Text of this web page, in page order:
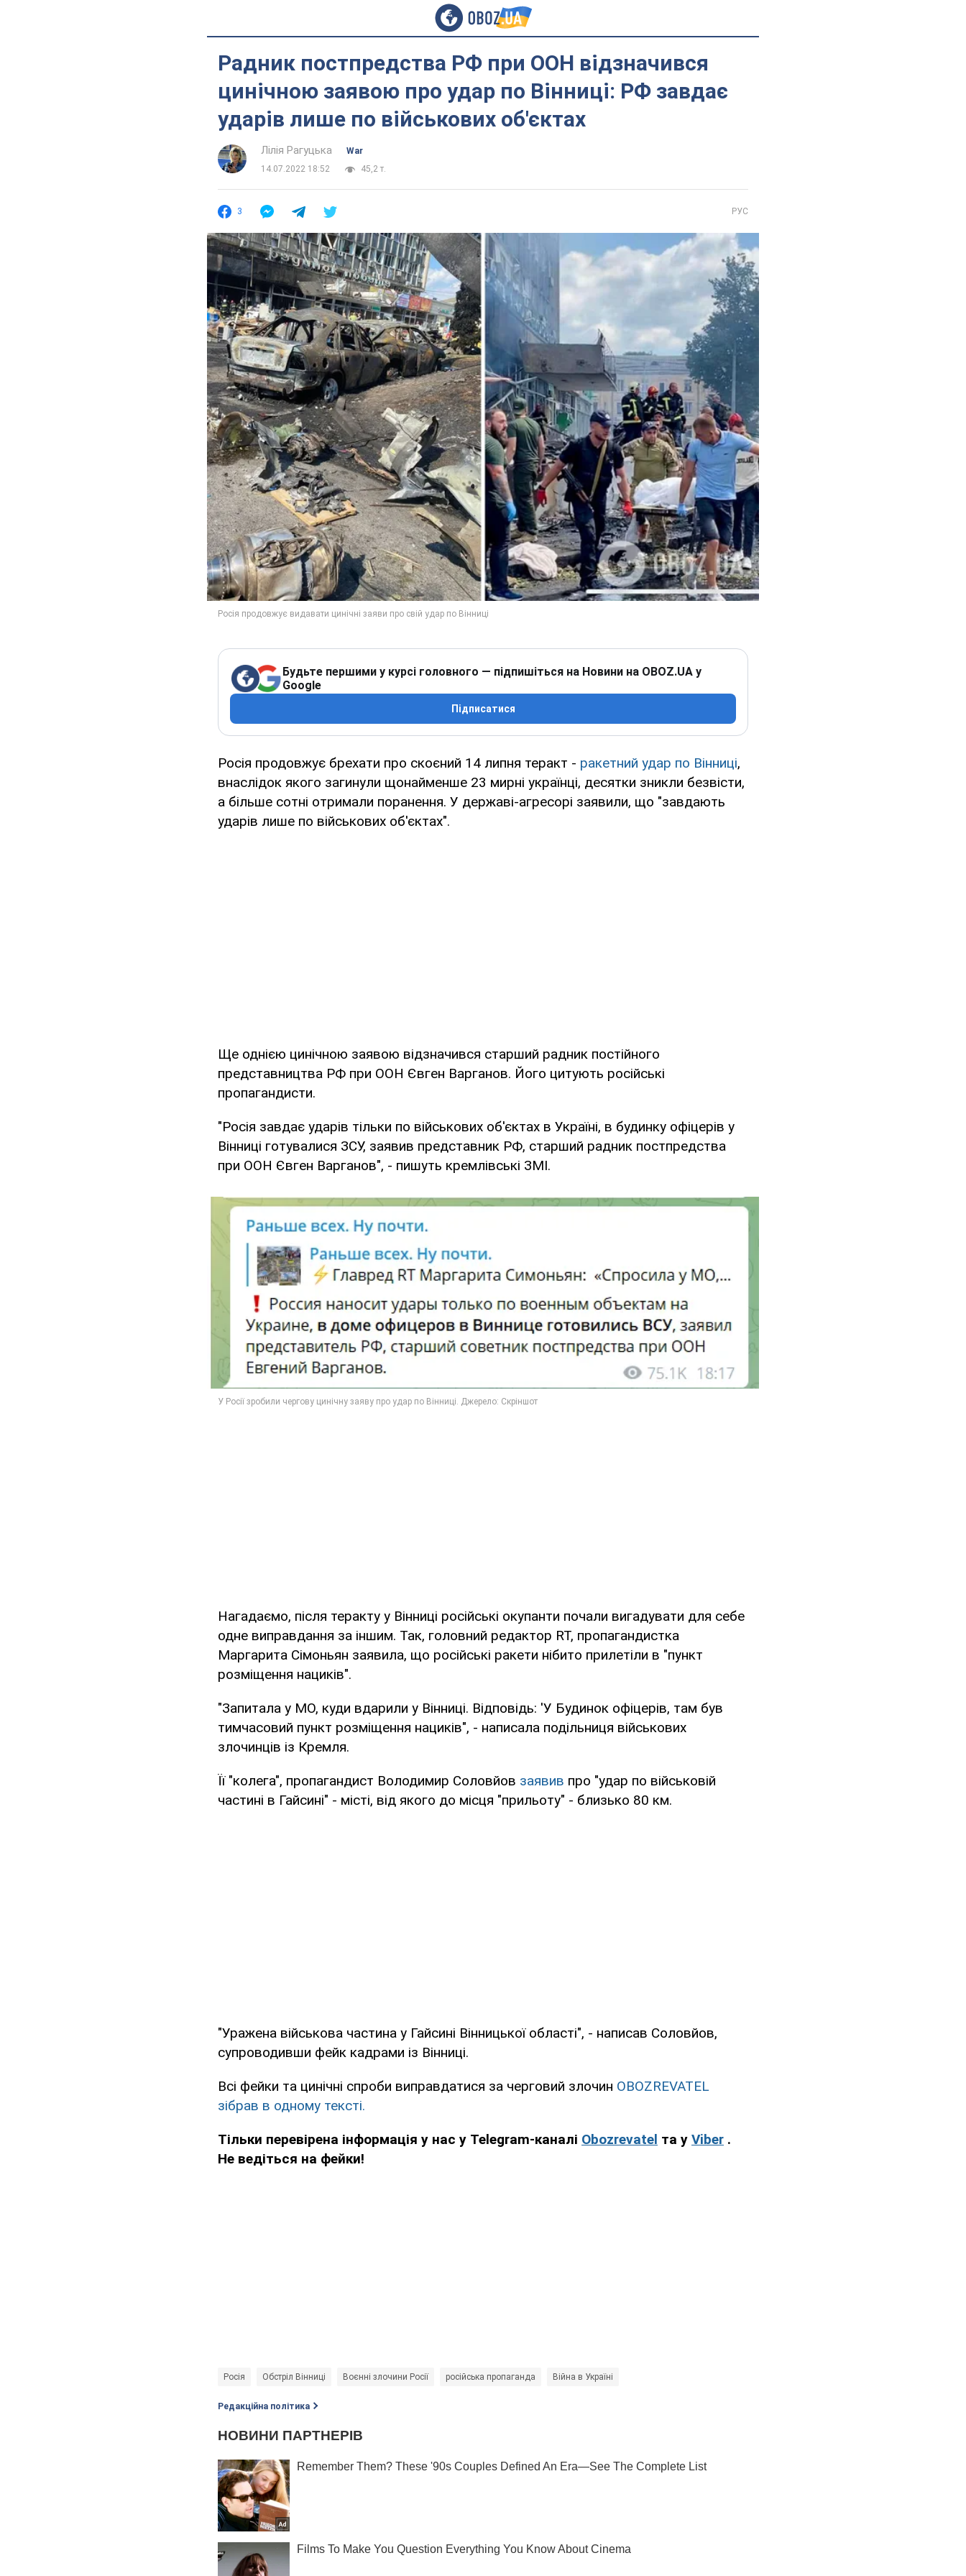
Радник постпредства РФ при ООН відзначився
цинічною заявою про удар по Вінниці: РФ завдає
ударів лише по військових об'єктах
Лілія Рагуцька
War
14.07.2022 18:52
45,2 т.
3 РУС
Будьте першими у курсі головного — підпишіться на Новини на OBOZ.UA у
Google
Підписатися
Росія продовжує брехати про скоєний 14 липня теракт - ракетний удар по Вінниці,
внаслідок якого загинули щонайменше 23 мирні українці, десятки зникли безвісти,
а більше сотні отримали поранення. У державі-агресорі заявили, що "завдають
ударів лише по військових об'єктах".
Ще однією цинічною заявою відзначився старший радник постійного
представництва РФ при ООН Євген Варганов. Його цитують російські
пропагандисти.
"Росія завдає ударів тільки по військових об'єктах в Україні, в будинку офіцерів у
Вінниці готувалися ЗСУ, заявив представник РФ, старший радник постпредства
при ООН Євген Варганов", - пишуть кремлівські ЗМІ.
Нагадаємо, після теракту у Вінниці російські окупанти почали вигадувати для себе
одне виправдання за іншим. Так, головний редактор RT, пропагандистка
Маргарита Сімоньян заявила, що російські ракети нібито прилетіли в "пункт
розміщення нациків".
"Запитала у МО, куди вдарили у Вінниці. Відповідь: 'У Будинок офіцерів, там був
тимчасовий пункт розміщення нациків", - написала подільниця військових
злочинців із Кремля.
Її "колега", пропагандист Володимир Соловйов заявив про "удар по військовій
частині в Гайсині" - місті, від якого до місця "прильоту" - близько 80 км.
"Уражена військова частина у Гайсині Вінницької області", - написав Соловйов,
супроводивши фейк кадрами із Вінниці.
Всі фейки та цинічні спроби виправдатися за черговий злочин OBOZREVATEL
зібрав в одному тексті.
Тільки перевірена інформація у нас у Telegram-каналі Obozrevatel та у Viber .
Не ведіться на фейки!
Росія Обстріл Вінниці Воєнні злочини Росії російська пропаганда Війна в Україні
Редакційна політика